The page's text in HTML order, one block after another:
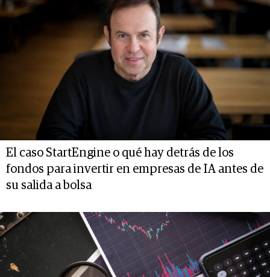
El caso StartEngine o qué hay detrás de los
fondos para invertir en empresas de IA antes de
su salida a bolsa